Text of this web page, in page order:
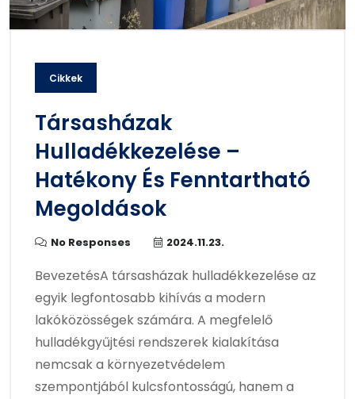
Cikkek
Társasházak
Hulladékkezelése –
Hatékony És Fenntartható
Megoldások
No Responses 2024.11.23.
BevezetésA társasházak hulladékkezelése az
egyik legfontosabb kihívás a modern
lakóközösségek számára. A megfelelő
hulladékgyűjtési rendszerek kialakítása
nemcsak a környezetvédelem
szempontjából kulcsfontosságú, hanem a